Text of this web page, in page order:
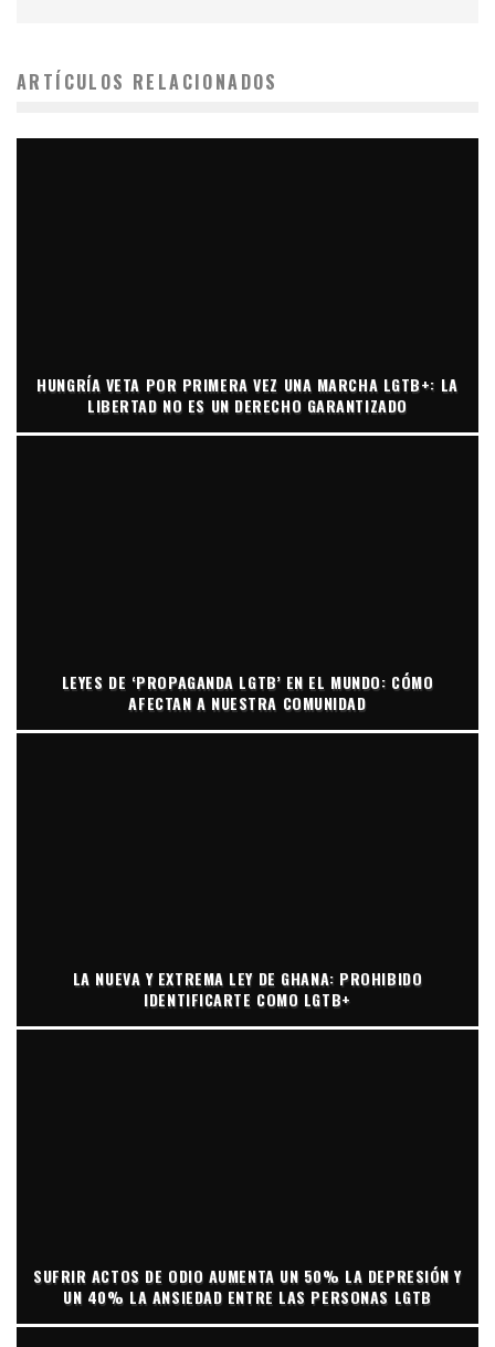
ARTÍCULOS RELACIONADOS
HUNGRÍA VETA POR PRIMERA VEZ UNA MARCHA LGTB+: LA
LIBERTAD NO ES UN DERECHO GARANTIZADO
LEYES DE ‘PROPAGANDA LGTB’ EN EL MUNDO: CÓMO
AFECTAN A NUESTRA COMUNIDAD
LA NUEVA Y EXTREMA LEY DE GHANA: PROHIBIDO
IDENTIFICARTE COMO LGTB+
SUFRIR ACTOS DE ODIO AUMENTA UN 50% LA DEPRESIÓN Y
UN 40% LA ANSIEDAD ENTRE LAS PERSONAS LGTB